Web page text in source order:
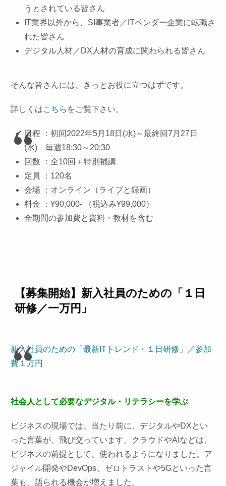
うとされている皆さん
IT業界以外から、SI事業者／ITベンダー企業に転職さ
れた皆さん
デジタル人材／DX人材の育成に関わられる皆さん
そんな皆さんには、きっとお役に立つはずです。
詳しくはこちら をご覧下さい。
日程 ：初回2022年5月18日(水)～最終回7月27日
(水) 毎週18:30～20:30
回数 ：全10回＋特別補講
定員 ：120名
会場 ：オンライン（ライブと録画）
料金 ：¥90,000- （税込み¥99,000）
全期間の参加費と資料・教材を含む
【募集開始】新入社員のための「１日
研修／一万円」
新入社員のための「最新ITトレンド・１日研修」／参加
費１万円
社会人として必要なデジタル・リテラシーを学ぶ
ビジネスの現場では、当たり前に、デジタルやDXとい
った言葉が、飛び交っています。クラウドやAIなどは、
ビジネスの前提として、使われるようになりました。ア
ジャイル開発やDevOps、ゼロトラストや5Gといった言
葉も、語られる機会が増えました。